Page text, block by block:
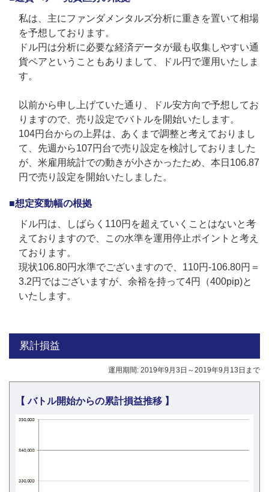
私は、主にファンダメンタルズ分析に重きを置いて相場
を予想しております。
ドル円は分析に必要な経済データが最も収集しやすい通
貨ペアということもありまして、ドル円で運用いたしま
す。
以前から申し上げていた通り、ドル安方向で予想してお
りますので、売り設定でバトルを開始いたします。
104円台からの上昇は、あくまで調整と考えておりまし
て、先週から107円台で売り設定を検討しておりました
が、米雇用統計での動きが小さかったため、本日106.87
円で売り設定を開始いたしました。
■想定変動幅の根拠
ドル円は、しばらく110円を超えていくことはないと考
えておりますので、この水準を運用停止ポイントと考え
ております。
現状106.80円水準でございますので、110円-106.80円＝
3.2円ではございますが、余裕を持って4円（400pip)と
いたします。
累計損益
運用期間: 2019年9月3日～2019年9月13日まで
【 バトル開始からの累計損益推移 】